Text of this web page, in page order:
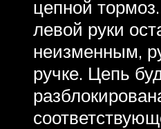
цепной
левой руки
неизменным,
ручке. Цепь